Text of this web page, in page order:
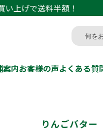
上げで送料半額！
案内お客様の声よくある質
りんごバター